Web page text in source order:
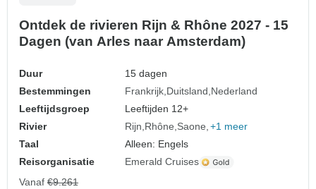
Ontdek de rivieren Rijn & Rhône 2027 - 15
Dagen (van Arles naar Amsterdam)
Duur
15 dagen
Bestemmingen
Frankrijk Duitsland Nederland
Leeftijdsgroep
Leeftijden 12+
Rivier
Rijn Rhône Saone +1 meer
Taal
Alleen: Engels
Reisorganisatie
Emerald Cruises
Vanaf €9.261